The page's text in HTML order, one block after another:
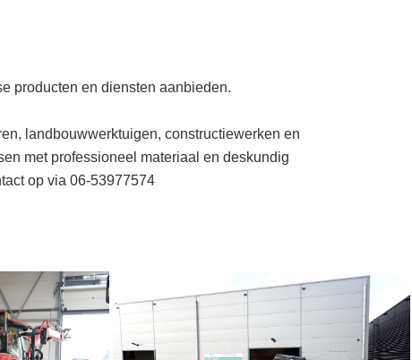
producten en diensten aanbieden.
landbouwwerktuigen, constructiewerken en
met professioneel materiaal en deskundig
op via 06-53977574